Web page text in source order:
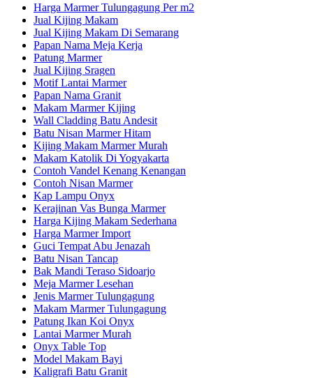
Harga Marmer Tulungagung Per m2
Jual Kijing Makam
Jual Kijing Makam Di Semarang
Papan Nama Meja Kerja
Patung Marmer
Jual Kijing Sragen
Motif Lantai Marmer
Papan Nama Granit
Makam Marmer Kijing
Wall Cladding Batu Andesit
Batu Nisan Marmer Hitam
Kijing Makam Marmer Murah
Makam Katolik Di Yogyakarta
Contoh Vandel Kenang Kenangan
Contoh Nisan Marmer
Kap Lampu Onyx
Kerajinan Vas Bunga Marmer
Harga Kijing Makam Sederhana
Harga Marmer Import
Guci Tempat Abu Jenazah
Batu Nisan Tancap
Bak Mandi Teraso Sidoarjo
Meja Marmer Lesehan
Jenis Marmer Tulungagung
Makam Marmer Tulungagung
Patung Ikan Koi Onyx
Lantai Marmer Murah
Onyx Table Top
Model Makam Bayi
Kaligrafi Batu Granit